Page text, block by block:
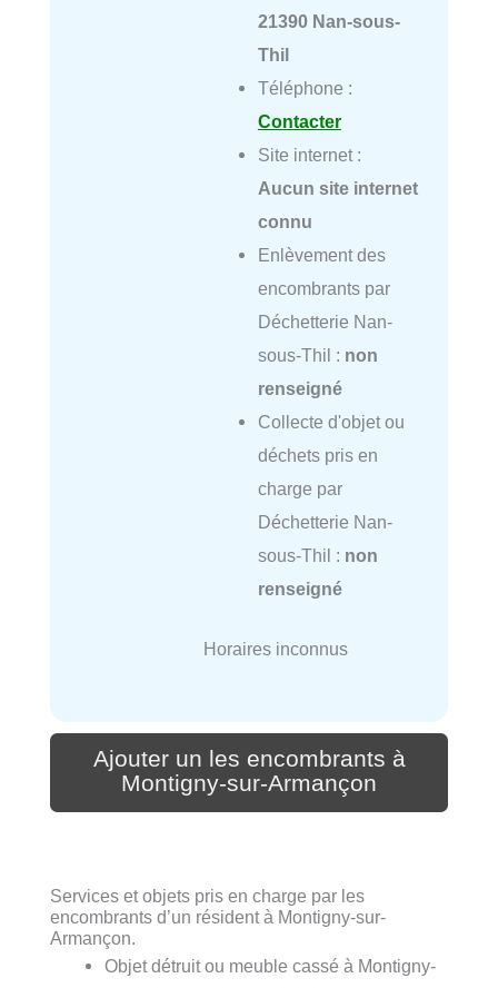
21390 Nan-sous-
Thil
Téléphone :
Contacter
Site internet :
Aucun site internet
connu
Enlèvement des
encombrants par
Déchetterie Nan-
sous-Thil : non
renseigné
Collecte d'objet ou
déchets pris en
charge par
Déchetterie Nan-
sous-Thil : non
renseigné
Horaires inconnus
Ajouter un les encombrants à
Montigny-sur-Armançon
Services et objets pris en charge par les
encombrants d’un résident à Montigny-sur-
Armançon.
Objet détruit ou meuble cassé à Montigny-